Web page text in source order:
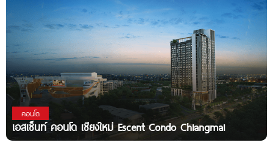
คอนโด
เอสเซ็นท์ คอนโด เชียงใหม่ Escent Condo Chiangmai